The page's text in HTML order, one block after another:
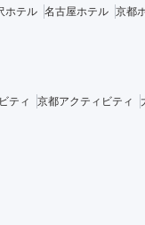
ホテル 名古屋ホテル 京都
ティ 京都アクティビティ